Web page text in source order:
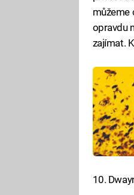
můžeme
opravdu
zajímat.
10.